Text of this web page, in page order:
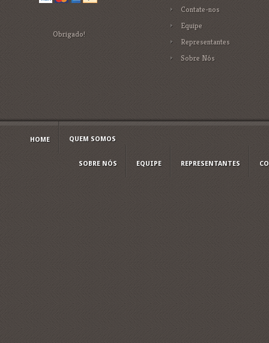
Obrigado!
Contate-nos
Equipe
Representantes
Sobre Nós
HOME QUEM SOMOS
SOBRE NÓS EQUIPE REPRESENTANTES